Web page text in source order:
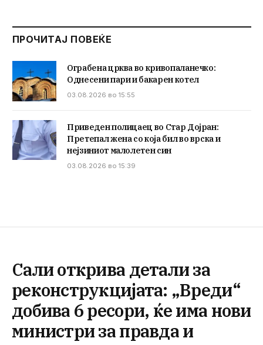
ПРОЧИТАЈ ПОВЕЌЕ
Ограбена црква во кривопаланечко:
Однесени пари и бакарен котел
03.08.2026 во 15:55
Приведен полицаец во Стар Дојран:
Претепал жена со која бил во врска и
нејзиниот малолетен син
03.08.2026 во 15:39
Сали открива детали за
реконструкцијата: „Вреди“
добива 6 ресори, ќе има нови
министри за правда и